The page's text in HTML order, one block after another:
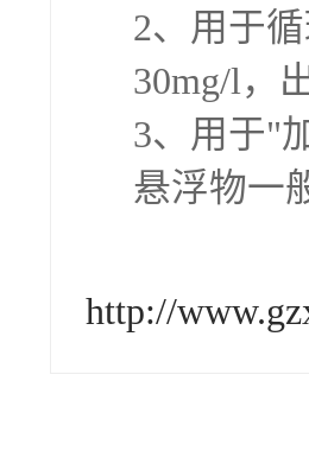
2、用于
30mg/l，
3、用于"
悬浮物一
http://